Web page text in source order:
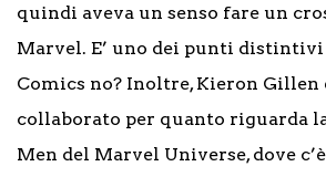
quindi aveva un senso fare un
Marvel. E’ uno dei punti
Comics no? Inoltre, Kieron Gillen
collaborato per quanto riguarda
Men del Marvel Universe, dove